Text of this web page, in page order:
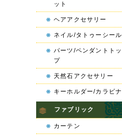
ット
ヘアアクセサリー
ネイル/タトゥーシール
パーツ/ペンダントトッ
プ
天然石アクセサリー
キーホルダー/カラビナ
ファブリック
カーテン